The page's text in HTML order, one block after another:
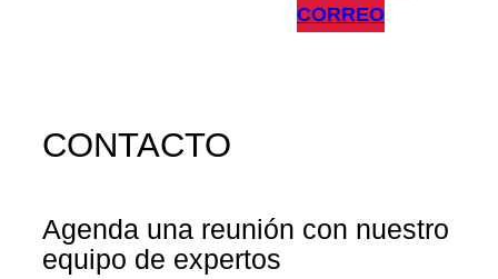
CORREO
CONTACTO
Agenda una reunión con nuestro
equipo de expertos